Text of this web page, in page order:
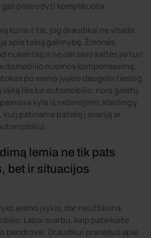
pasirodyti komplikuota.
kuria ir tai, jog draudikai ne visada
apie tokią galimybę. Žmonės
nukentėjus ne dėl savo kaltės jie turi
nuomos kompensavimą.
po eismo įvykio daugelis tiesiog
laiką liks be automobilio, nors galėtų
kyla iš nežinojimo, klaidingų
patiriame patekę į avariją ar
lemia ne tik pats
bet ir situacijos
eismo įvykis, dar neužtikrina
Labai svarbu, kaip pateikiate
bendrovei. Draudikui pranešus apie